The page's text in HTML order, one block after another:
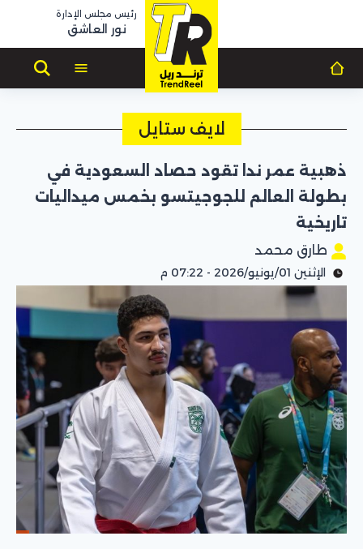
رئيس مجلس الإدارة
نور العاشق
لايف ستايل
ذهبية عمر ندا تقود حصاد السعودية في
بطولة العالم للجوجيتسو بخمس ميداليات
تاريخية
طارق محمد
الإثنين 01/يونيو/2026 - 07:22 م